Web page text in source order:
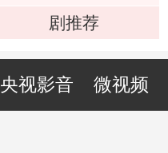
剧推荐
央视影音 微视频